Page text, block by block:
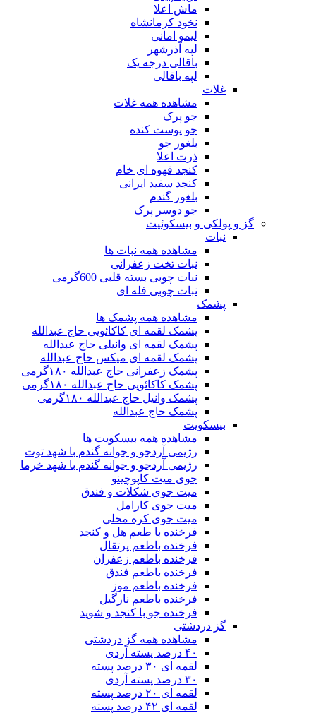
ماش اعلا
نخود کرمانشاه
لیمو امانی
لپه آذرشهر
باقالی درجه یک
لپه باقالی
غلات
مشاهده همه غلات
جو پرک
جو پوست کنده
بلغور جو
ذرت اعلا
کنجد قهوه ای خام
کنجد سفید ایرانی
بلغور گندم
جو دوسر پرک
گز و پولکی و بیسکوئیت
نبات
مشاهده همه نبات ها
نبات تخت زعفرانی
نبات چوبی بسته قلبی 600گرمی
نبات چوبی فله ای
پشمک
مشاهده همه پشمک ها
پشمک لقمه ای کاکائویی حاج عبدالله
پشمک لقمه ای وانیلی حاج عبدالله
پشمک لقمه ای میکس حاج عبدالله
پشمک زعفرانی حاج عبدالله ۱۸۰گرمی
پشمک کاکائویی حاج عبدالله ۱۸۰گرمی
پشمک وانیل حاج عبدالله ۱۸۰گرمی
پشمک حاج عبدالله
بیسکویت
مشاهده همه بیسکویت ها
رژیمی آردجو و جوانه گندم با شهد توت
رژیمی آردجو و جوانه گندم با شهد خرما
جوی میت کاپوچینو
میت جوی شکلات و فندق
میت جوی کارامل
میت جوی کره محلی
فرخنده با طعم هل و کنجد
فرخنده باطعم پرتقال
فرخنده باطعم زعفران
فرخنده باطعم فندق
فرخنده باطعم موز
فرخنده باطعم نارگیل
فرخنده جو با کنجد و شوید
گز دردشتی
مشاهده همه گز دردشتی
۴۰ درصد پسته آردی
لقمه ای ۳۰ درصد پسته
۳۰ درصد پسته آردی
لقمه ای ۲۰ درصد پسته
لقمه ای ۴۲ درصد پسته